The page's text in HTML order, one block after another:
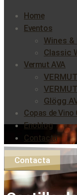
Home
Eventos
Wines
Classic
Vermut AVA
Glögg
Copas de Vino
Enoblog
Contacta
Contacta